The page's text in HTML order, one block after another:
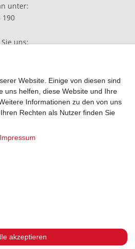
unter:
190
uns:
| AGB | Impressum
Website. Einige von diesen sind
uns helfen, diese Website und Ihre
Informationen zu den von uns
Rechten als Nutzer finden Sie
Impressum
akzeptieren